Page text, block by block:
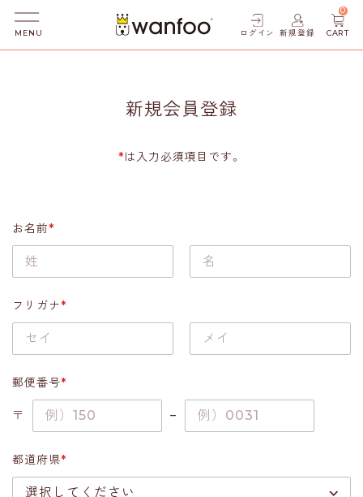
MENU ログイン 新規登録 CART
0
新規会員登録
*は入力必須項目です。
お名前*
フリガナ*
郵便番号*
〒 –
都道府県*